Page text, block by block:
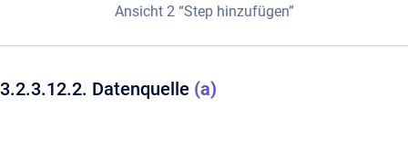
Ansicht 2 “Step hinzufügen”
3.2.3.12.2. Datenquelle (a)